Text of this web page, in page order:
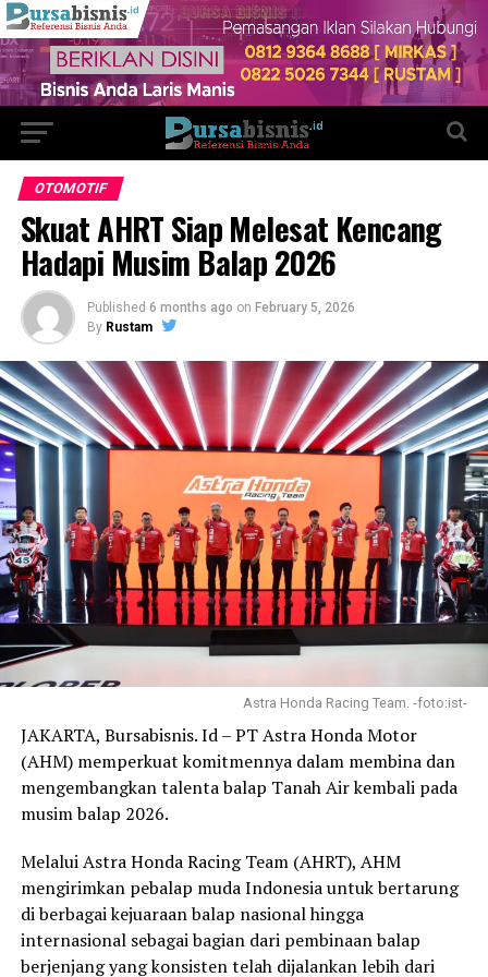
OTOMOTIF
Skuat AHRT Siap Melesat Kencang
Hadapi Musim Balap 2026
Published 6 months ago on February 5, 2026
By Rustam
Astra Honda Racing Team. -foto:ist-
JAKARTA, Bursabisnis. Id – PT Astra Honda Motor
(AHM) memperkuat komitmennya dalam membina dan
mengembangkan talenta balap Tanah Air kembali pada
musim balap 2026.
Melalui Astra Honda Racing Team (AHRT), AHM
mengirimkan pebalap muda Indonesia untuk bertarung
di berbagai kejuaraan balap nasional hingga
internasional sebagai bagian dari pembinaan balap
berjenjang yang konsisten telah dijalankan lebih dari